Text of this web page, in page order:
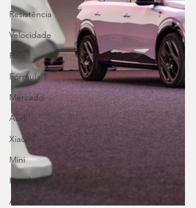
Resistência
Velocidade
Ralis
Fórmula 1
Mercado
Audi
Xiaomi
Mini
Honda
Abarth